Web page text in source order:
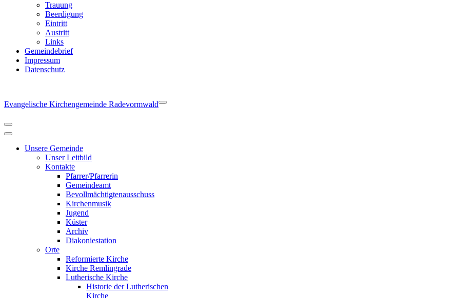
Trauung
Beerdigung
Eintritt
Austritt
Links
Gemeindebrief
Impressum
Datenschutz
Evangelische Kirchengemeinde Radevormwald Navigationsmenü
Navigationsmenü
Unsere Gemeinde
Unser Leitbild
Kontakte
Pfarrer/Pfarrerin
Gemeindeamt
Bevollmächtigtenausschuss
Kirchenmusik
Jugend
Küster
Archiv
Diakoniestation
Orte
Reformierte Kirche
Kirche Remlingrade
Lutherische Kirche
Historie der Lutherischen
Kirche